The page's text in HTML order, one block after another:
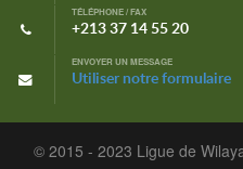
TÉLÉPHONE / FAX
+213 37 14 55 20
ENVOYER UN MESSAGE
Utiliser notre formulaire
© 2015 - 2023 Ligue de